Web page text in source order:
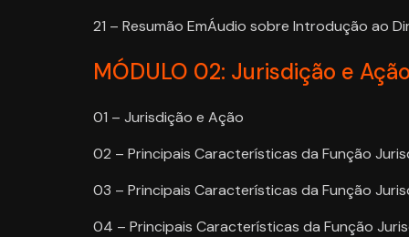
21 – Resumão EmÁudio sobre Introdução ao
MÓDULO 02: Jurisdição e
01 – Jurisdição e Ação
02 – Principais Características da Função
03 – Principais Características da Função
04 – Principais Características da Função